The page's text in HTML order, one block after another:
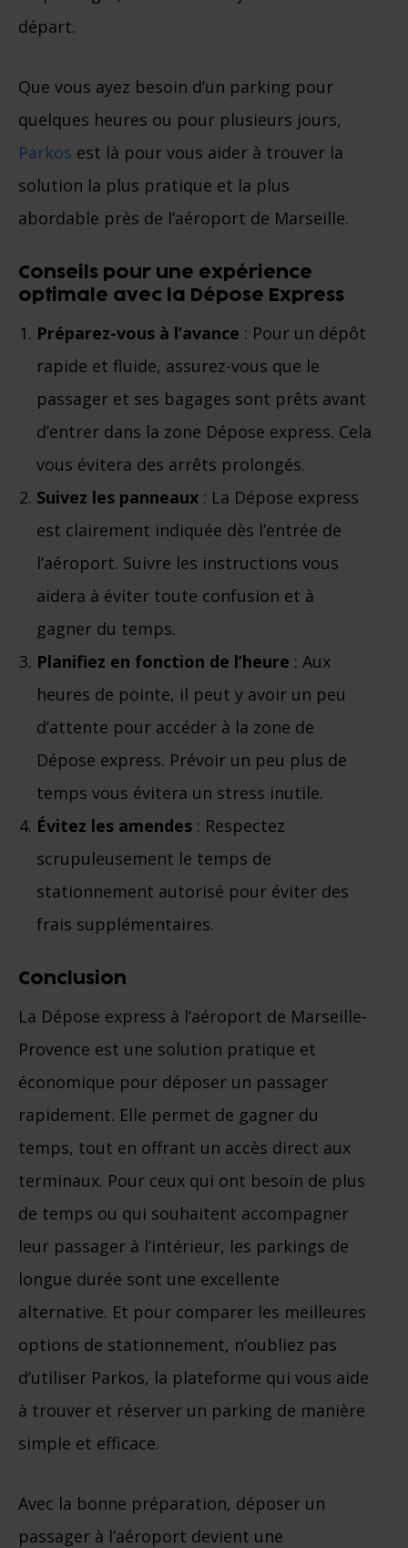
départ.
Que vous ayez besoin d’un parking pour
quelques heures ou pour plusieurs jours,
Parkos est là pour vous aider à trouver la
solution la plus pratique et la plus
abordable près de l’aéroport de Marseille.
Conseils pour une expérience
optimale avec la Dépose Express
Préparez-vous à l’avance : Pour un dépôt
rapide et fluide, assurez-vous que le
passager et ses bagages sont prêts avant
d’entrer dans la zone Dépose express. Cela
vous évitera des arrêts prolongés.
Suivez les panneaux : La Dépose express
est clairement indiquée dès l’entrée de
l’aéroport. Suivre les instructions vous
aidera à éviter toute confusion et à
gagner du temps.
Planifiez en fonction de l’heure : Aux
heures de pointe, il peut y avoir un peu
d’attente pour accéder à la zone de
Dépose express. Prévoir un peu plus de
temps vous évitera un stress inutile.
Évitez les amendes : Respectez
scrupuleusement le temps de
stationnement autorisé pour éviter des
frais supplémentaires.
Conclusion
La Dépose express à l’aéroport de Marseille-
Provence est une solution pratique et
économique pour déposer un passager
rapidement. Elle permet de gagner du
temps, tout en offrant un accès direct aux
terminaux. Pour ceux qui ont besoin de plus
de temps ou qui souhaitent accompagner
leur passager à l’intérieur, les parkings de
longue durée sont une excellente
alternative. Et pour comparer les meilleures
options de stationnement, n’oubliez pas
d’utiliser Parkos, la plateforme qui vous aide
à trouver et réserver un parking de manière
simple et efficace.
Avec la bonne préparation, déposer un
passager à l’aéroport devient une